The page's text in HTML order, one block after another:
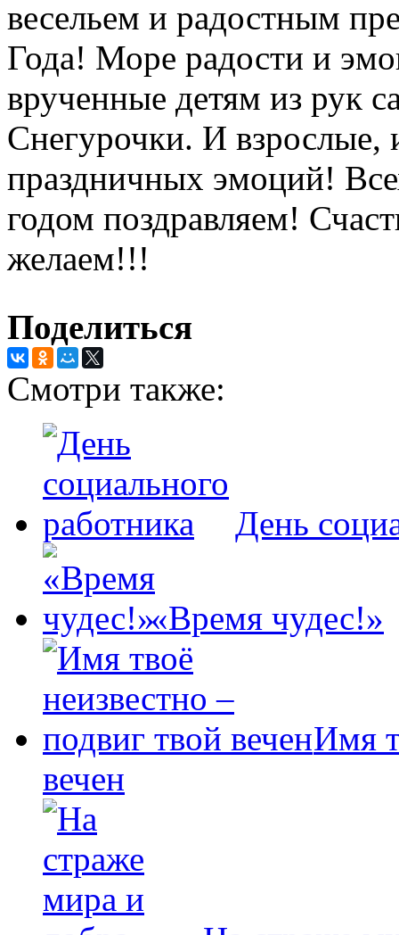
весельем и радостным
Года! Море радости и
врученные детям из рук
Снегурочки. И взрослые,
праздничных эмоций!
годом поздравляем!
желаем!!!
Поделиться
Смотри также:
День
«Время чудес!»
Имя
вечен